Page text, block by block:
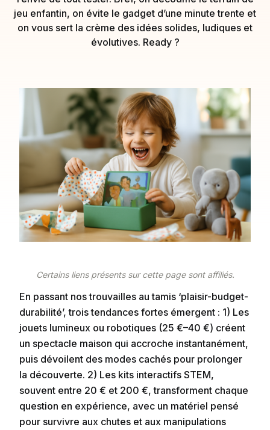
jeu enfantin, on évite le gadget d’une minute trente et
on vous sert la crème des idées solides, ludiques et
évolutives. Ready ?
Certains liens présents sur cette page sont affiliés.
En passant nos trouvailles au tamis ‘plaisir-budget-
durabilité’, trois tendances fortes émergent : 1) Les
jouets lumineux ou robotiques (25 €–40 €) créent
un spectacle maison qui accroche instantanément,
puis dévoilent des modes cachés pour prolonger
la découverte. 2) Les kits interactifs STEM,
souvent entre 20 € et 200 €, transforment chaque
question en expérience, avec un matériel pensé
pour survivre aux chutes et aux manipulations